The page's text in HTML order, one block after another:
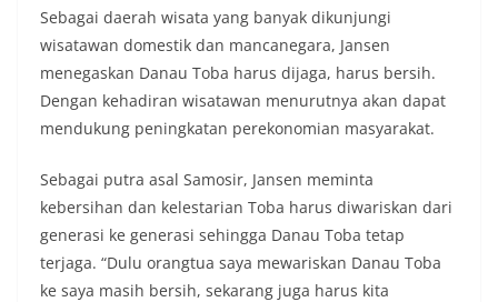
Alokasi 30 Persen Untuk Pembangunan Medan
Utara
Ketua DPRD Medan Terima Silaturahmi Kapolres
Belawan, Bahas Narkoba, Kriminalitas hingga
Potensi Ekonomi
Bhabinkamtibmas Polsek Medan Sunggal
Kemerdekaan RI‎‎Medan, 5 Agustus 2026 — Dalam
rangka menyambut Hari Ulang Tahun
Kemerdekaan Republik Indonesia yang ke-81,
Bhabinkamtibmas Kelurahan Sunggal, Aiptu
Muliyadi Suraukur, melaksanakan kegiatan
Sebagai daerah wisata yang banyak dikunjungi
wisatawan domestik dan mancanegara, Jansen
menegaskan Danau Toba harus dijaga, harus bersih.
Dengan kehadiran wisatawan menurutnya akan dapat
mendukung peningkatan perekonomian masyarakat.
Sebagai putra asal Samosir, Jansen meminta
kebersihan dan kelestarian Toba harus diwariskan dari
generasi ke generasi sehingga Danau Toba tetap
terjaga. “Dulu orangtua saya mewariskan Danau Toba
ke saya masih bersih, sekarang juga harus kita